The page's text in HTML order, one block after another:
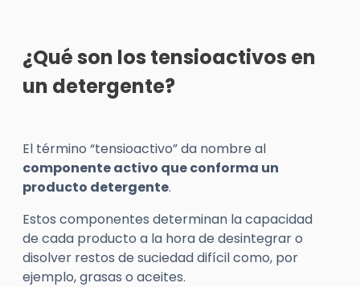
¿Qué son los tensioactivos en
un detergente?
El término “tensioactivo” da nombre al
componente activo que conforma un
producto detergente.
Estos componentes determinan la capacidad
de cada producto a la hora de desintegrar o
disolver restos de suciedad difícil como, por
ejemplo, grasas o aceites.